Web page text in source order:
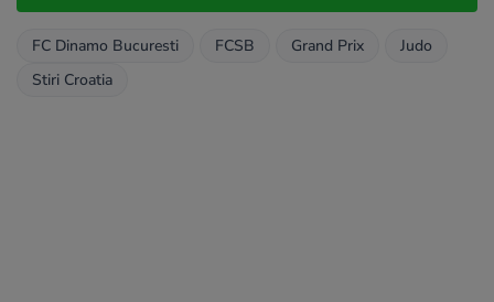
FC Dinamo Bucuresti FCSB Grand Prix
Judo
Stiri Croatia